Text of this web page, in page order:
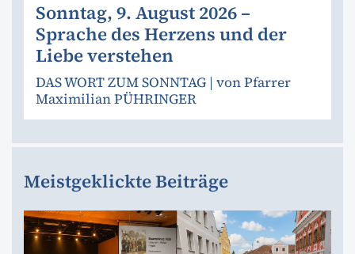
Sonntag, 9. August 2026 –
Sprache des Herzens und der
Liebe verstehen
DAS WORT ZUM SONNTAG | von Pfarrer
Maximilian PÜHRINGER
Meistgeklickte Beiträge